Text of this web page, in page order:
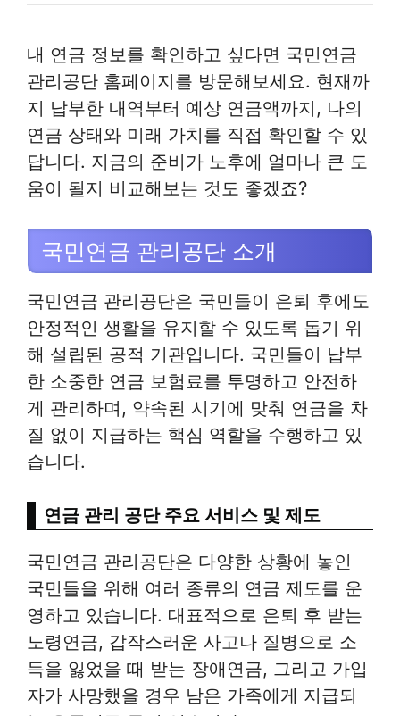
내 연금 정보를 확인하고 싶다면 국민연금
관리공단 홈페이지를 방문해보세요. 현재까
지 납부한 내역부터 예상 연금액까지, 나의
연금 상태와 미래 가치를 직접 확인할 수 있
답니다. 지금의 준비가 노후에 얼마나 큰 도
움이 될지 비교해보는 것도 좋겠죠?
국민연금 관리공단 소개
국민연금 관리공단은 국민들이 은퇴 후에도
안정적인 생활을 유지할 수 있도록 돕기 위
해 설립된 공적 기관입니다. 국민들이 납부
한 소중한 연금 보험료를 투명하고 안전하
게 관리하며, 약속된 시기에 맞춰 연금을 차
질 없이 지급하는 핵심 역할을 수행하고 있
습니다.
연금 관리 공단 주요 서비스 및 제도
국민연금 관리공단은 다양한 상황에 놓인
국민들을 위해 여러 종류의 연금 제도를 운
영하고 있습니다. 대표적으로 은퇴 후 받는
노령연금, 갑작스러운 사고나 질병으로 소
득을 잃었을 때 받는 장애연금, 그리고 가입
자가 사망했을 경우 남은 가족에게 지급되